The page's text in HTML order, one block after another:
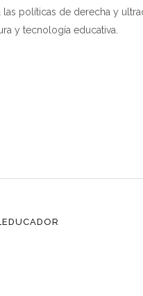
políticas de derecha y
y tecnología educativa.